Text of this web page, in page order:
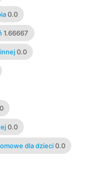
0.0
1.66667
0.0
0.0
dla dzieci 0.0